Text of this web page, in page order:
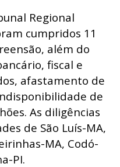
Regional
cumpridos 11
além do
fiscal e
afastamento de
de
As diligências
de São Luís-MA,
MA, Codó-
PI.